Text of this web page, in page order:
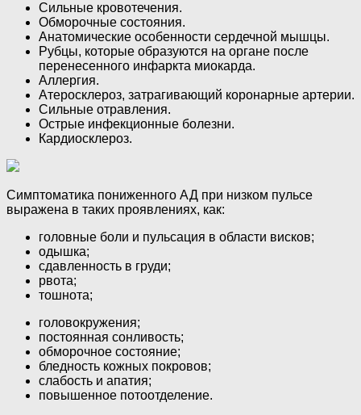
Сильные кровотечения.
Обморочные состояния.
Анатомические особенности сердечной мышцы.
Рубцы, которые образуются на органе после
перенесенного инфаркта миокарда.
Аллергия.
Атеросклероз, затрагивающий коронарные артерии.
Сильные отравления.
Острые инфекционные болезни.
Кардиосклероз.
Симптоматика пониженного АД при низком пульсе
выражена в таких проявлениях, как:
головные боли и пульсация в области висков;
одышка;
сдавленность в груди;
рвота;
тошнота;
головокружения;
постоянная сонливость;
обморочное состояние;
бледность кожных покровов;
слабость и апатия;
повышенное потоотделение.